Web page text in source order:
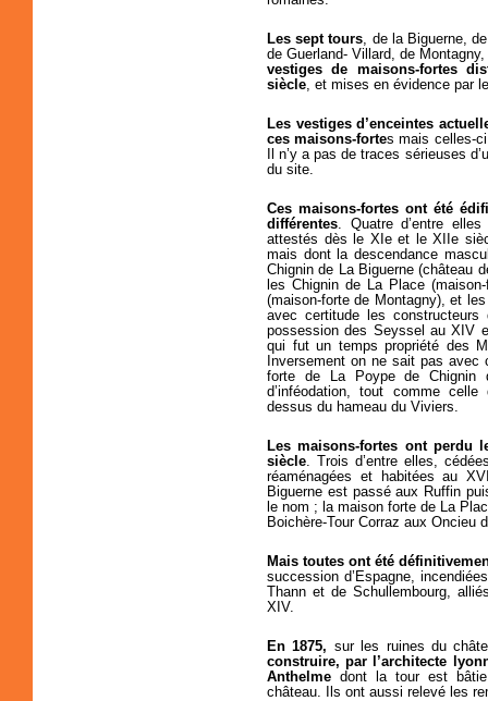
Les sept tours, de la Biguerne,
de Guerland- Villard, de
vestiges de maisons-fortes
siècle, et mises en évidence par
Les vestiges d’enceintes
ces maisons-fortes mais celles-
Il n’y a pas de traces sérieuses
du site.
Ces maisons-fortes ont été
différentes. Quatre d’entre
attestés dès le XIe et le XIIe
mais dont la descendance
Chignin de La Biguerne (château
les Chignin de La Place
(maison-forte de Montagny), et
avec certitude les constructeurs
possession des Seyssel au XIV
qui fut un temps propriété des
Inversement on ne sait pas avec
forte de La Poype de Chignin
d’inféodation, tout comme
dessus du hameau du Viviers.
Les maisons-fortes ont perdu
siècle. Trois d’entre elles,
réaménagées et habitées au
Biguerne est passé aux Ruffin
le nom ; la maison forte de La
Boichère-Tour Corraz aux Oncieu
Mais toutes ont été
succession d’Espagne,
Thann et de Schullembourg,
XIV.
En 1875, sur les ruines du
construire, par l’architecte
Anthelme dont la tour est
château. Ils ont aussi relevé les